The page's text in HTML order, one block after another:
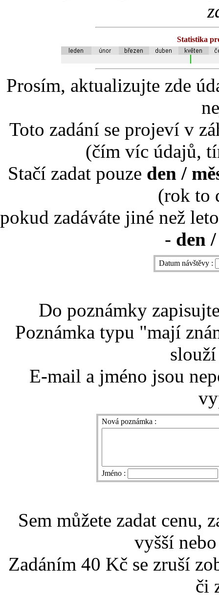
Statistika
Prosím, aktualizujte zde
Toto zadání se projeví v
(čím víc údajů,
Stačí zadat pouze den /
(rok to
pokud zadáváte jiné než
- den
Datum návštěvy :
Do poznámky
Poznámka typu "mají
E-mail a jméno jsou
Nová poznámka :
Jméno :
Sem můžete zadat cenu,
vyšší
Zadáním 40 Kč se zruší
či